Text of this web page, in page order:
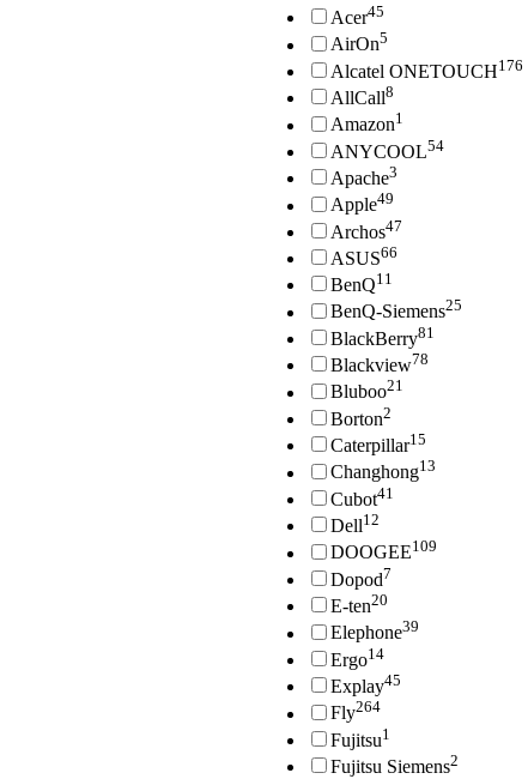
Acer45
AirOn5
Alcatel ONETOUCH176
AllCall8
Amazon1
ANYCOOL54
Apache3
Apple49
Archos47
ASUS66
BenQ11
BenQ-Siemens25
BlackBerry81
Blackview78
Bluboo21
Borton2
Caterpillar15
Changhong13
Cubot41
Dell12
DOOGEE109
Dopod7
E-ten20
Elephone39
Ergo14
Explay45
Fly264
Fujitsu1
Fujitsu Siemens2